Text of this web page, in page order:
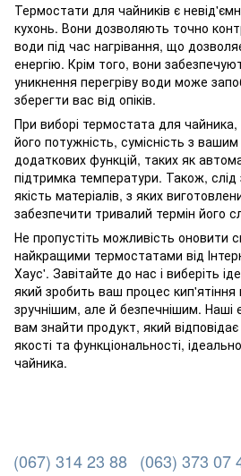
Термостати для чайників є
кухонь. Вони дозволяють точно
води під час нагрівання, що
енергію. Крім того, вони
уникнення перегріву води може
зберегти вас від опіків.
При виборі термостата для
його потужність, сумісність з
додаткових функцій, таких як
підтримка температури. Також, слід
якість матеріалів, з яких
забезпечити тривалий термін його
Не пропустіть можливість оновити
найкращими термостатами від
Хаус'. Завітайте до нас і виберіть
який зробить ваш процес кип'ятіння
зручнішим, але й безпечнішим.
вам знайти продукт, який
якості та функціональності,
чайника.
(067) 314 23 88 (063) 373 07